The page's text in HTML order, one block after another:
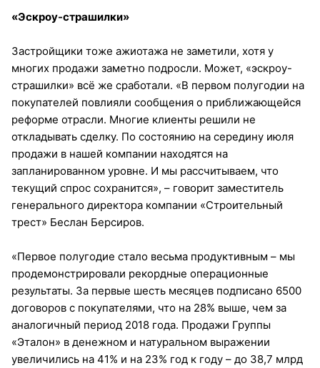
«Эскроу-страшилки»
Застройщики тоже ажиотажа не заметили, хотя у
многих продажи заметно подросли. Может, «эскроу-
страшилки» всё же сработали. «В первом полугодии на
покупателей повлияли сообщения о приближающейся
реформе отрасли. Многие клиенты решили не
откладывать сделку. По состоянию на середину июля
продажи в нашей компании находятся на
запланированном уровне. И мы рассчитываем, что
текущий спрос сохранится», – говорит заместитель
генерального директора компании «Строительный
трест» Беслан Берсиров.
«Первое полугодие стало весьма продуктивным – мы
продемонстрировали рекордные операционные
результаты. За первые шесть месяцев подписано 6500
договоров с покупателями, что на 28% выше, чем за
аналогичный период 2018 года. Продажи Группы
«Эталон» в денежном и натуральном выражении
увеличились на 41% и на 23% год к году – до 38,7 млрд